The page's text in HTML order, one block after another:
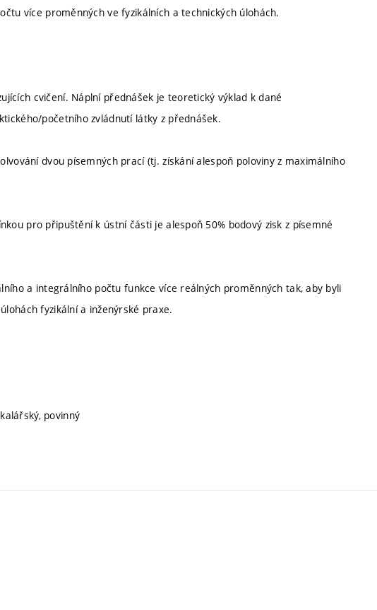
více proměnných ve fyzikálních a technických úlohách.
cvičení. Náplní přednášek je teoretický výklad k dané
početního zvládnutí látky z přednášek.
dvou písemných prací (tj. získání alespoň poloviny z maximálního
pro připuštění k ústní části je alespoň 50% bodový zisk z písemné
a integrálního počtu funkce více reálných proměnných tak, aby byli
fyzikální a inženýrské praxe.
povinný